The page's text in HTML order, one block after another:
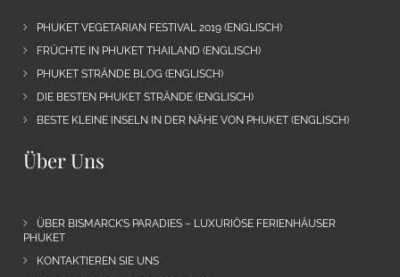
PHUKET VEGETARIAN FESTIVAL 2019 (ENGLISCH)
FRÜCHTE IN PHUKET THAILAND (ENGLISCH)
PHUKET STRÄNDE BLOG (ENGLISCH)
DIE BESTEN PHUKET STRÄNDE (ENGLISCH)
BESTE KLEINE INSELN IN DER NÄHE VON PHUKET (ENGLISCH)
Über Uns
ÜBER BISMARCK’S PARADIES – LUXURIÖSE FERIENHÄUSER
PHUKET
KONTAKTIEREN SIE UNS